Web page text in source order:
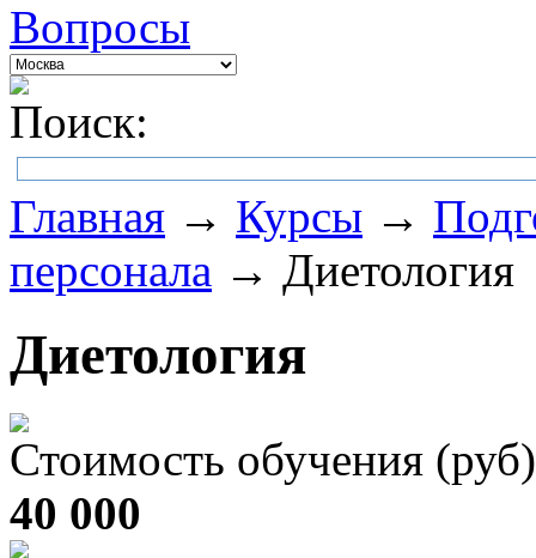
Вопросы
Поиск:
Главная → Курсы →
персонала → Диетология
Диетология
Стоимость обучения
40 000